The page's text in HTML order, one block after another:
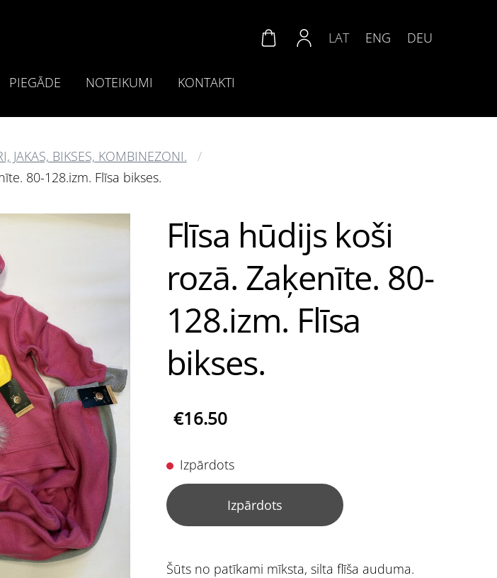
PIEGĀDE NOTEIKUMI KONTAKTI
LAT ENG DEU
JAKAS, BIKSES, KOMBINEZONI.
80-128.izm. Flīsa bikses.
Flīsa hūdijs koši
rozā. Zaķenīte. 80-
128.izm. Flīsa
bikses.
€16.50
Izpārdots
Izpārdots
Šūts no patīkami mīksta, silta flīša auduma.